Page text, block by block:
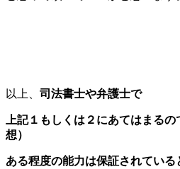
以上、 司法書士や弁護士で
上記１もしくは２にあてはまる
想）
ある程度の能力は保証されている